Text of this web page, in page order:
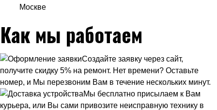
Москве
Как мы работаем
Создайте заявку через сайт,
получите скидку 5% на ремонт. Нет времени? Оставьте
номер, и Мы перезвоним Вам в течение нескольких минут.
Мы бесплатно присылаем к Вам
курьера, или Вы сами привозите неисправную технику в